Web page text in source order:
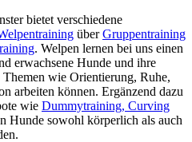
bietet verschiedene
überGruppentraining
. Welpen lernen bei uns einen
erwachsene Hunde und ihre
Themen wie Orientierung, Ruhe,
arbeiten können. Ergänzend dazu
wie Dummytraining, Curving
Hunde sowohl körperlich als auch